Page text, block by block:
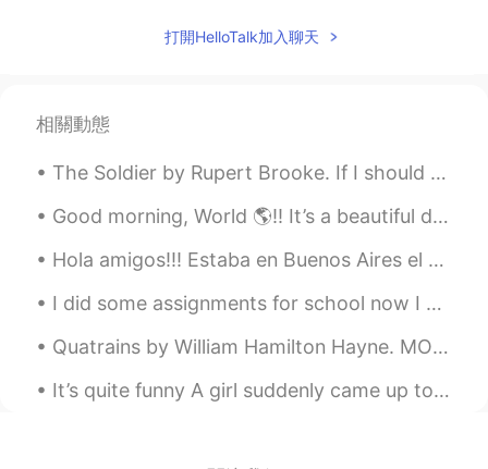
に助かります🙇‍♀️次の投稿で私なりの使い方
EN
@Aikoありがとうございます😊 おそらく
英語の方が得意なのでcreativeに感じるの
かもしれません！バニラのアイスクリーム
に乗せたら美味しそうですねーさらにウィ
スキーかブランデーを垂らしても美味しい
かもしれません。
EN JP
@Kyoko きょうこ ヨーグルトに入れても
打開HelloTalk加入聊天
相關動態
The Soldier by Rupert Brooke. If I should die, think only this of me: That there's some corner ...
Good morning, World 🌎!! It’s a beautiful day in South Florida! I was up late speaking on the p...
Hola amigos!!! Estaba en Buenos Aires el año pasado y fue cuándo yo empecé apprender español. ...
I did some assignments for school now I am going to sleep it’s 1:42 am in the USA 😅🥱😪🤤 Hope you ...
Quatrains by William Hamilton Hayne. MOONLIGHT SONG OF THE MOCKING-BIRD EACH golden note of mus...
It’s quite funny A girl suddenly came up to me when she had been reading photos of the trees and ...